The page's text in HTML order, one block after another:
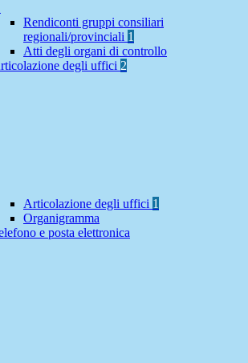
Rendiconti gruppi consiliari
regionali/provinciali 1
Atti degli organi di controllo
degli uffici 2
Articolazione degli uffici 1
Organigramma
e posta elettronica